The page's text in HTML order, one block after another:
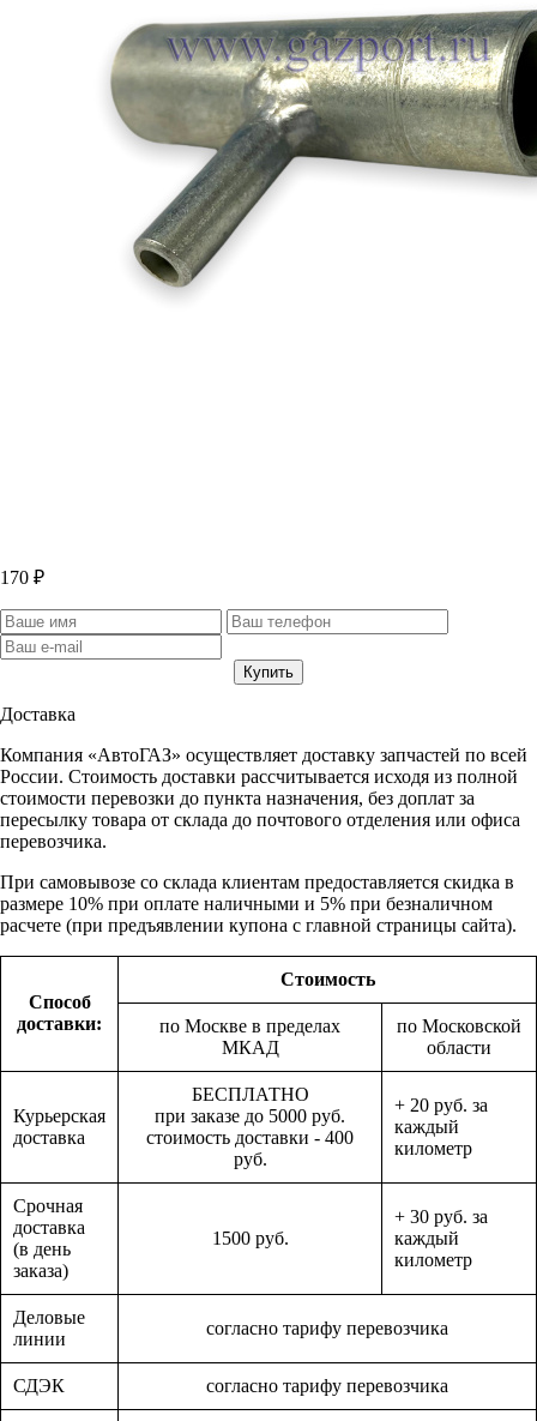
170 ₽
Доставка
Компания «АвтоГАЗ» осуществляет доставку запчастей по всей
России. Стоимость доставки рассчитывается исходя из полной
стоимости перевозки до пункта назначения, без доплат за
пересылку товара от склада до почтового отделения или офиса
перевозчика.
При самовывозе со склада клиентам предоставляется скидка в
размере 10% при оплате наличными и 5% при безналичном
расчете (при предъявлении купона с главной страницы сайта).
Способ
доставки:
Стоимость
по Москве в пределах
МКАД
по Московской
области
Курьерская
доставка
БЕСПЛАТНО
при заказе до 5000 руб.
стоимость доставки - 400
руб.
+ 20 руб. за
каждый
километр
Срочная
доставка
(в день
заказа)
1500 руб.
+ 30 руб. за
каждый
километр
Деловые
линии
согласно тарифу перевозчика
СДЭК согласно тарифу перевозчика